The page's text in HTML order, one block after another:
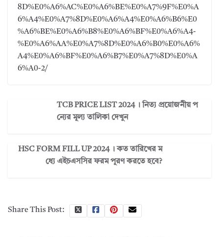
8D%E0%A6%AC%E0%A6%BE%E0%A7%9F%E0%A
6%A4%E0%A7%8D%E0%A6%A4%E0%A6%B6%E0
%A6%BE%E0%A6%B8%E0%A6%BF%E0%A6%A4-
%E0%A6%AA%E0%A7%8D%E0%A6%B0%E0%A6%
A4%E0%A6%BF%E0%A6%B7%E0%A7%8D%E0%A
6%A0-2/
TCB PRICE LIST 2024 । নিত্য প্রয়োজনীয় প
ন্যের মূল্য তালিকা দেখুন
HSC FORM FILL UP 2024 । কত তারিখের ম
ধ্যে এইচএসসির ফরম পূরণ করতে হবে?
Share This Post: